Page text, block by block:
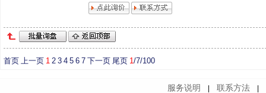
首页 上一页 1 2 3 4 5 6 7 下一页 尾页 1/7/100
服务说明 联系方法